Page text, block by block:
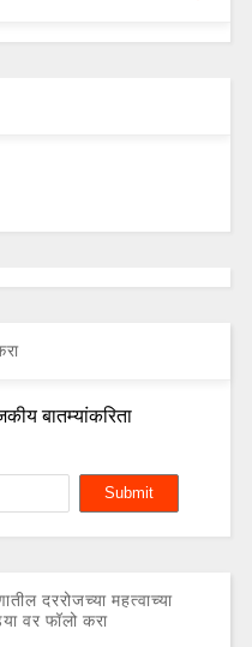
बातम्यांकरिता
दररोजच्या महत्वाच्या
वर फॉलो करा